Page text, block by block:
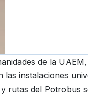
de la
instalaciones
rutas del Potrobus